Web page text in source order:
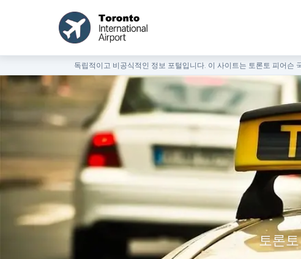
독립적이고 비공식적인 정보 포털입니다. 이 사이트는 토론토 피어
토론